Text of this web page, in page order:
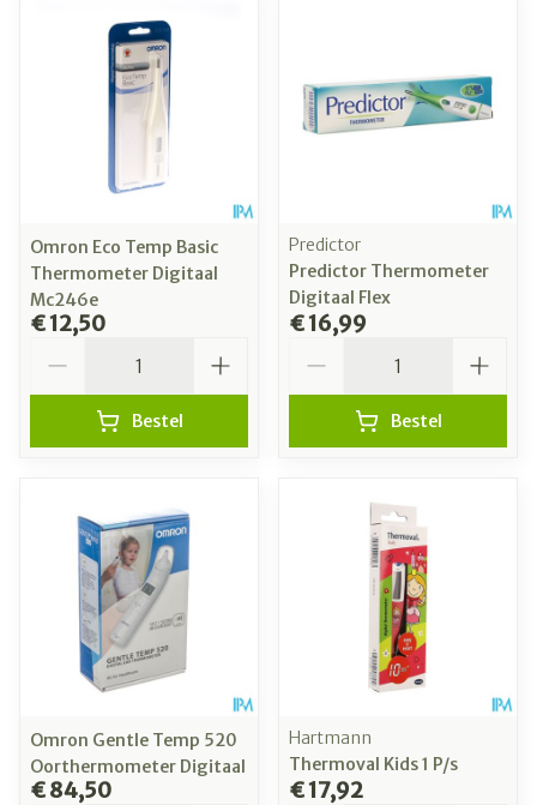
Omron Eco Temp Basic
Thermometer Digitaal
Mc246e
€ 12,50
Bestel
Predictor
Predictor Thermometer
Digitaal Flex
€ 16,99
Bestel
Omron Gentle Temp 520
Oorthermometer Digitaal
€ 84,50
Hartmann
Thermoval Kids 1 P/s
€ 17,92